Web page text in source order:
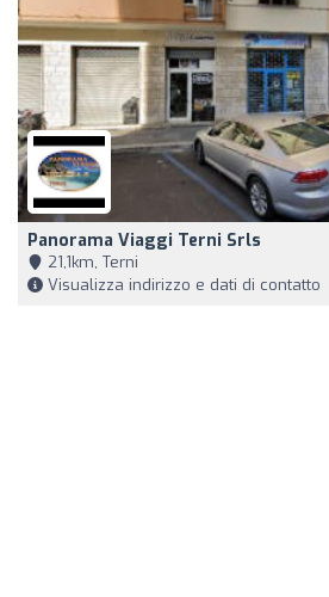
Panorama Viaggi Terni Srls
21,1km, Terni
Visualizza indirizzo e dati di contatto